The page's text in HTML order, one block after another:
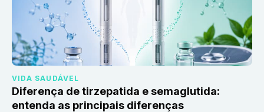
VIDA SAUDÁVEL
Diferença de tirzepatida e semaglutida:
entenda as principais diferenças